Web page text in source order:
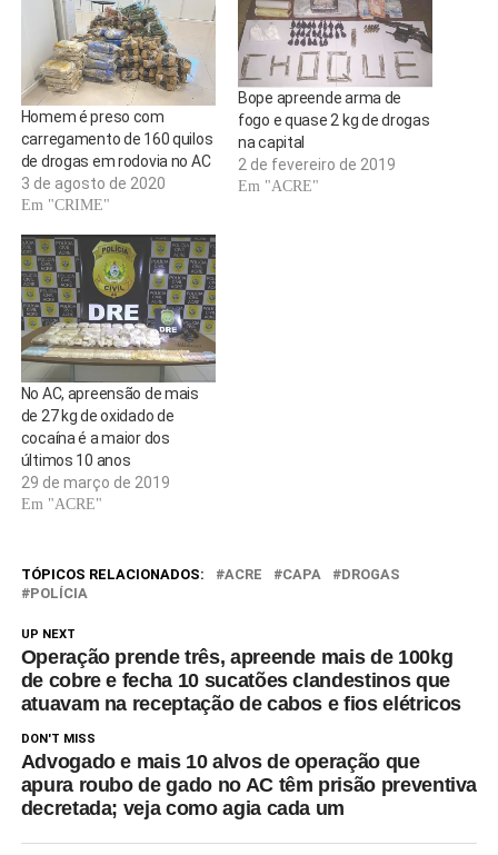
Homem é preso com
carregamento de 160 quilos
de drogas em rodovia no AC
3 de agosto de 2020
Em "CRIME"
Bope apreende arma de
fogo e quase 2 kg de drogas
na capital
2 de fevereiro de 2019
Em "ACRE"
No AC, apreensão de mais
de 27 kg de oxidado de
cocaína é a maior dos
últimos 10 anos
29 de março de 2019
Em "ACRE"
TÓPICOS RELACIONADOS: ACRE CAPA
DROGAS
POLÍCIA
UP NEXT
Operação prende três, apreende mais de 100kg
de cobre e fecha 10 sucatões clandestinos que
atuavam na receptação de cabos e fios elétricos
DON'T MISS
Advogado e mais 10 alvos de operação que
apura roubo de gado no AC têm prisão preventiva
decretada; veja como agia cada um